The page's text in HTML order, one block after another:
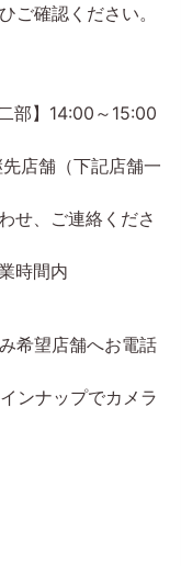
ご確認ください。
部】14:00～15:00
店舗（下記店舗一
せ、ご連絡くださ
時間内
希望店舗へお電話
ンナップでカメラ